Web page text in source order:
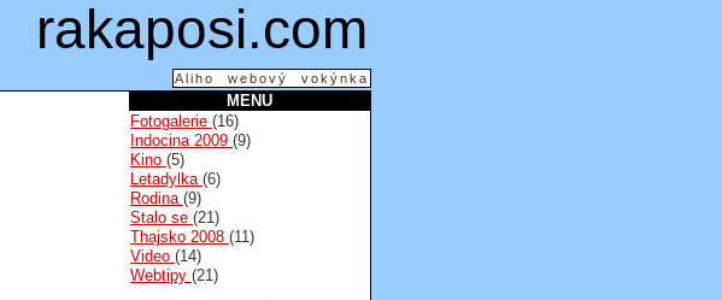
rakaposi.com
Aliho webový vokýnka
MENU
Fotogalerie (16)
Indocina 2009 (9)
Kino (5)
Letadylka (6)
Rodina (9)
Stalo se (21)
Thajsko 2008 (11)
Video (14)
Webtipy (21)